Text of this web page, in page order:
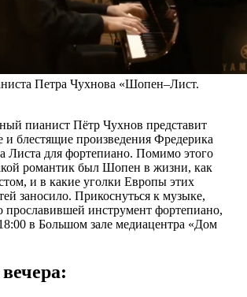
Петра Чухнова «Шопен–Лист.
пианист Пётр Чухнов представит
блестящие произведения Фредерика
для фортепиано. Помимо этого
романтик был Шопен в жизни, как
и в какие уголки Европы этих
заносило. Прикоснуться к музыке,
прославившей инструмент фортепиано,
в Большом зале медиацентра «Дом